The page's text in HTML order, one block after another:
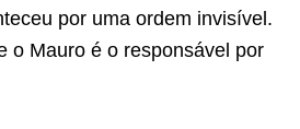
por uma ordem invisível.
o Mauro é o responsável por